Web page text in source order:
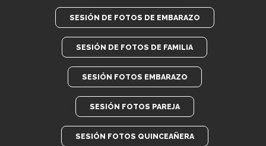
SESIÓN DE FOTOS DE EMBARAZO
SESIÓN DE FOTOS DE FAMILIA
SESIÓN FOTOS EMBARAZO
SESIÓN FOTOS PAREJA
SESIÓN FOTOS QUINCEAÑERA